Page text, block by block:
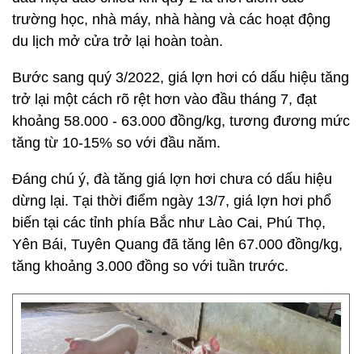
trường học, nhà máy, nhà hàng và các hoạt động
du lịch mở cửa trở lại hoàn toàn.
Bước sang quý 3/2022, giá lợn hơi có dấu hiệu tăng
trở lại một cách rõ rệt hơn vào đầu tháng 7, đạt
khoảng 58.000 - 63.000 đồng/kg, tương đương mức
tăng từ 10-15% so với đầu năm.
Đáng chú ý, đà tăng giá lợn hơi chưa có dấu hiệu
dừng lại. Tại thời điểm ngày 13/7, giá lợn hơi phổ
biến tại các tỉnh phía Bắc như Lào Cai, Phú Thọ,
Yên Bái, Tuyên Quang đã tăng lên 67.000 đồng/kg,
tăng khoảng 3.000 đồng so với tuần trước.